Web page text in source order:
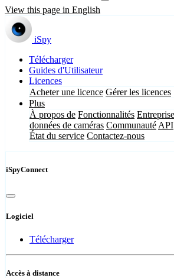
View this page in English
iSpy
Télécharger
Guides d'Utilisateur
Licences
Acheter une licence Gérer les licences
Plus
À propos de Fonctionnalités
données de caméras Communauté API
État du service Contactez-nous
iSpyConnect
Logiciel
Télécharger
Accès à distance